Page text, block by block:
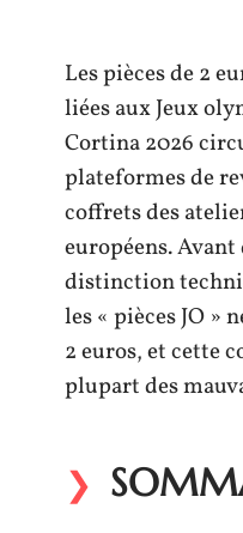
Les pièces de 2
liées aux Jeux
Cortina 2026
plateformes de
coffrets des
européens. Avant
distinction
les « pièces JO »
2 euros, et cette
plupart des